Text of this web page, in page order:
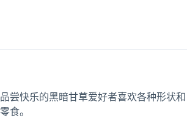
品尝快乐的黑暗甘草爱好者喜欢各种形状和
零食。